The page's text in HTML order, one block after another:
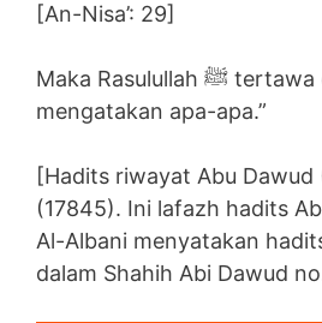
[An-Nisa’: 29]
Maka Rasulullah ﷺ tertawa dan tidak
mengatakan apa-apa.”
[Hadits riwayat Abu
(17845). Ini lafazh hadits
Al-Albani menyatakan
dalam Shahih Abi Dawud